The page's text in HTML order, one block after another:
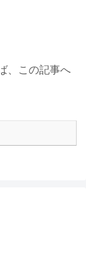
、この記事へ